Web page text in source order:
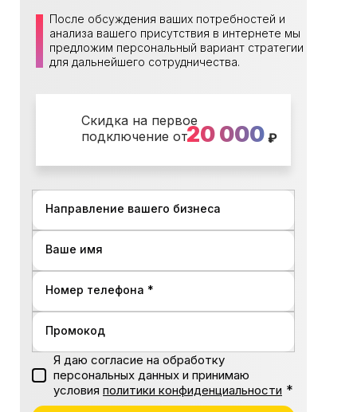
₽
20 000
Скидка на первое
подключение от
Направление вашего бизнеса
Ваше имя
Номер телефона *
Промокод
Я даю согласие на обработку
персональных данных и принимаю
условия политики конфиденциальности *
После обсуждения ваших потребностей и
анализа вашего присутствия в интернете мы
предложим персональный вариант стратегии
для дальнейшего сотрудничества.